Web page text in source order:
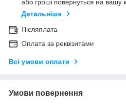
або гроші повернуться на вашу
Детальніше
Післяплата
Оплата за реквізитами
Всі умови оплати
Умови повернення